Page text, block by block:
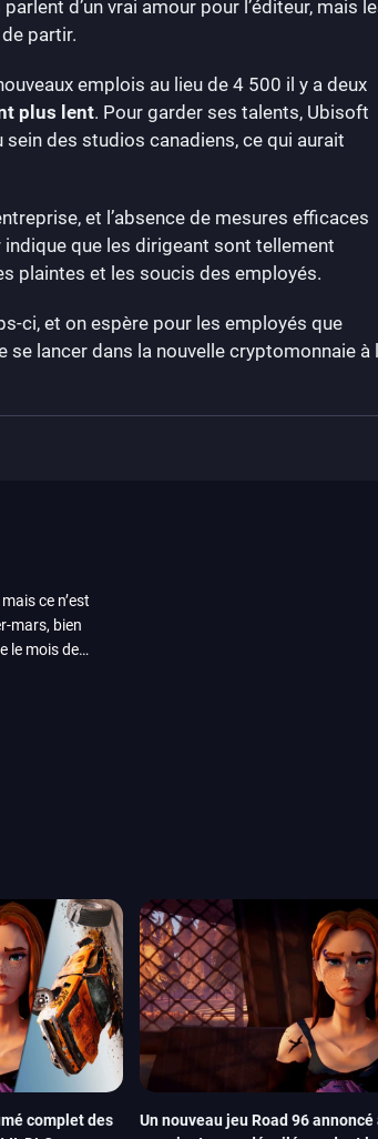
d’un vrai amour pour l’éditeur, mais
partir.
emplois au lieu de 4 500 il y a deux
plus lent. Pour garder ses talents, Ubisoft
des studios canadiens, ce qui aurait
et l’absence de mesures efficaces
indique que les dirigeant sont tellement
plaintes et les soucis des employés.
ci, et on espère pour les employés que
lancer dans la nouvelle cryptomonnaie à
ce n’est
mars, bien
le mois de
autre
Star Wars,
complet des
Un nouveau jeu Road 96